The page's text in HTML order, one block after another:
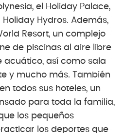
el Holiday Palace,
Hydros. Además,
Resort, un complejo
de piscinas al aire libre
acuático, así como sala
y mucho más. También
todos sus hoteles, un
para toda la familia,
los pequeños
los deportes que